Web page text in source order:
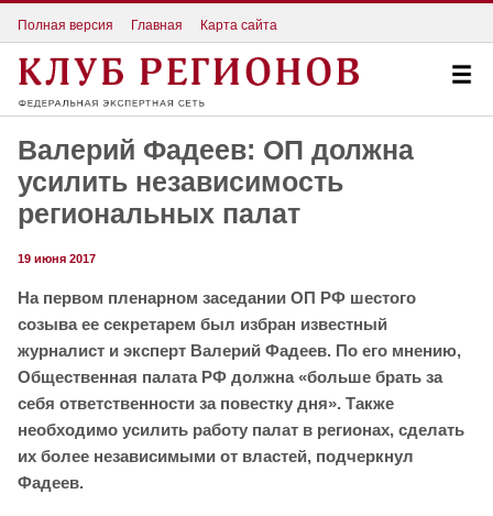
Полная версия Главная Карта сайта
Валерий Фадеев: ОП должна
усилить независимость
региональных палат
19 июня 2017
На первом пленарном заседании ОП РФ шестого
созыва ее секретарем был избран известный
журналист и эксперт Валерий Фадеев. По его мнению,
Общественная палата РФ должна «больше брать за
себя ответственности за повестку дня». Также
необходимо усилить работу палат в регионах, сделать
их более независимыми от властей, подчеркнул
Фадеев.